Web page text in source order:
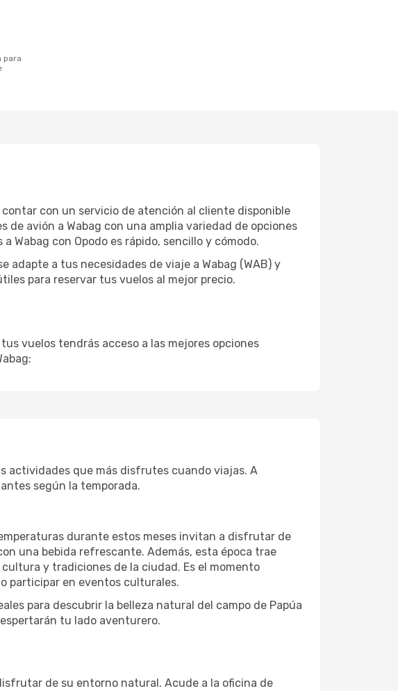
con un servicio de atención al cliente disponible
de avión a Wabag con una amplia variedad de opciones
Wabag con Opodo es rápido, sencillo y cómodo.
adapte a tus necesidades de viaje a Wabag (WAB) y
para reservar tus vuelos al mejor precio.
vuelos tendrás acceso a las mejores opciones
actividades que más disfrutes cuando viajas. A
según la temporada.
durante estos meses invitan a disfrutar de
una bebida refrescante. Además, esta época trae
y tradiciones de la ciudad. Es el momento
participar en eventos culturales.
para descubrir la belleza natural del campo de Papúa
tu lado aventurero.
de su entorno natural. Acude a la oficina de